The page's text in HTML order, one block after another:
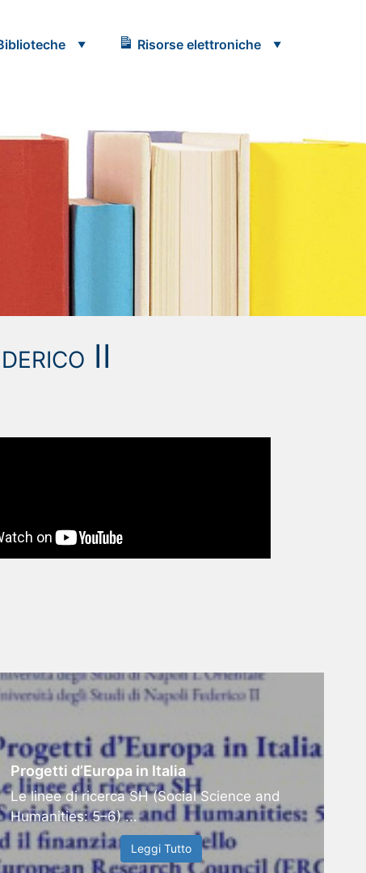
Risorse elettroniche
II
Progetti d’Europa in Italia
Le linee di ricerca SH (Social Science and
Humanities: 5–6) ...
Leggi Tutto